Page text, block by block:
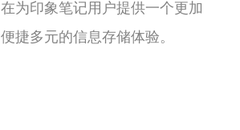
在为印象笔记用户提供一个更加
便捷多元的信息存储体验。